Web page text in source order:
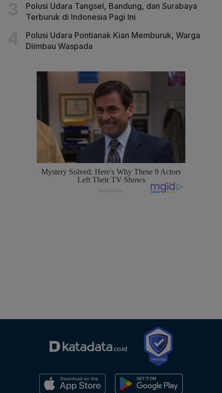
Polusi Udara Tangsel, Bandung, dan Surabaya
Terburuk di Indonesia Pagi Ini
Polusi Udara Pontianak Kian Memburuk, Warga
Diimbau Waspada